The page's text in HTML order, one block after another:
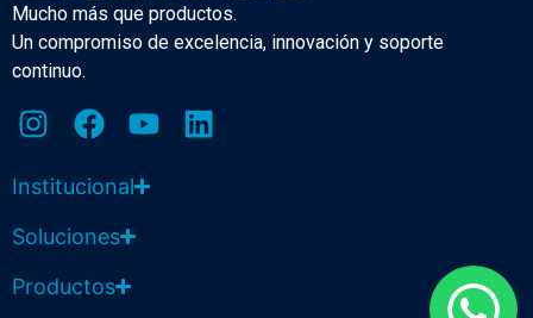
Mucho más que productos.
Un compromiso de excelencia, innovación y soporte
continuo.
Institucional
Soluciones
Productos